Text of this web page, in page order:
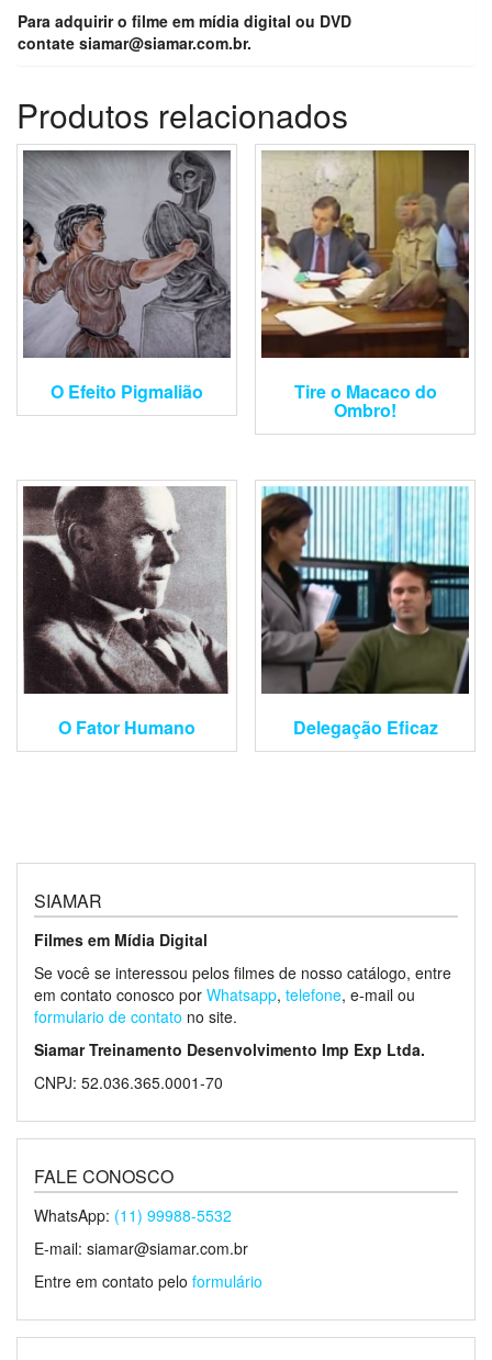
Para adquirir o filme em mídia digital ou DVD
contate siamar@siamar.com.br.
Produtos relacionados
O Efeito Pigmalião Tire o Macaco do
Ombro!
O Fator Humano Delegação Eficaz
SIAMAR
Filmes em Mídia Digital
Se você se interessou pelos filmes de nosso catálogo, entre
em contato conosco por Whatsapp, telefone, e-mail ou
formulario de contato no site.
Siamar Treinamento Desenvolvimento Imp Exp Ltda.
CNPJ: 52.036.365.0001-70
FALE CONOSCO
WhatsApp: (11) 99988-5532
E-mail: siamar@siamar.com.br
Entre em contato pelo formulário